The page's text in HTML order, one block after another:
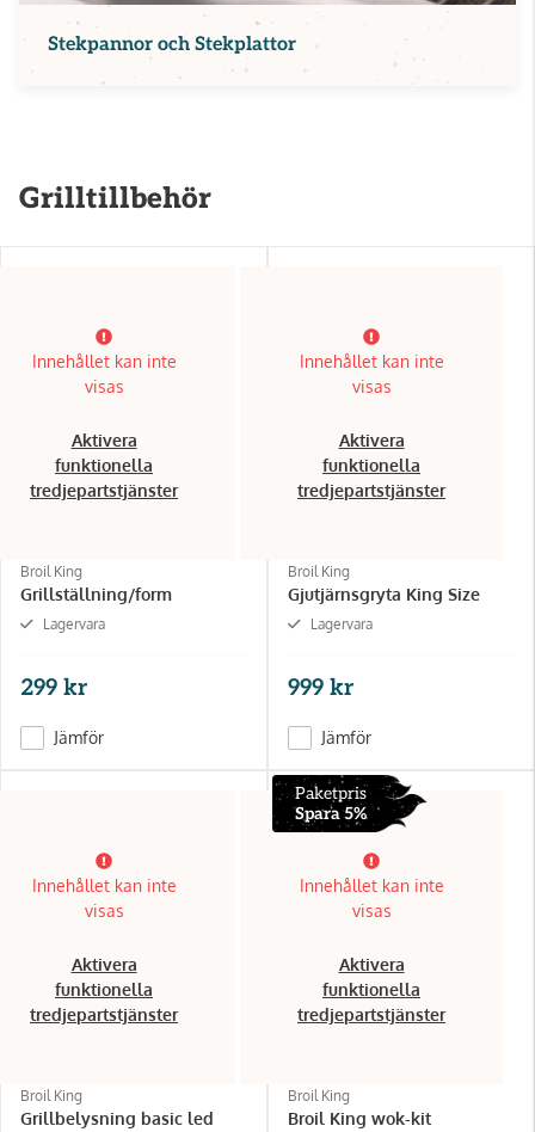
Stekpannor och Stekplattor
Grilltillbehör
Innehållet kan inte
visas
Aktivera
funktionella
tredjepartstjänster
Broil King
Grillställning/form
Lagervara
299 kr
Jämför
Innehållet kan inte
visas
Aktivera
funktionella
tredjepartstjänster
Broil King
Gjutjärnsgryta King Size
Lagervara
999 kr
Jämför
Innehållet kan inte
visas
Aktivera
funktionella
tredjepartstjänster
Broil King
Grillbelysning basic led
Paketpris
Spara 5%
Innehållet kan inte
visas
Aktivera
funktionella
tredjepartstjänster
Broil King
Broil King wok-kit